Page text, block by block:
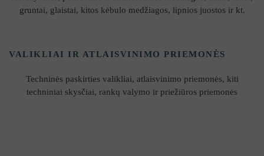
gruntai, glaistai, kitos kėbulo medžiagos, lipnios juostos ir kt.
VALIKLIAI IR ATLAISVINIMO PRIEMONĖS
Techninės paskirties valikliai, atlaisvinimo priemonės, kiti
techniniai skysčiai, rankų valymo ir priežiūros priemonės